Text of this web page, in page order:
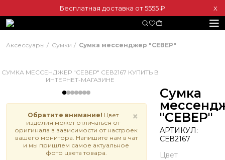
Бесплатная доставка от 5555 ₽ Х
Аксессуары Сумки Сумка мессенджер "СЕВЕР"
×
Обратите внимание! Цвет
изделия может отличаться от
оригинала в зависимости от настроек
вашего монитора. Напишите нам в чат
и мы пришлем самое актуальное
фото цвета товара.
Сумка
"СЕВЕР"
АРТИКУЛ:
СЕВ2167
Цвет